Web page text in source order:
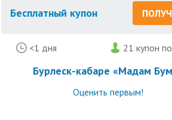
Бесплатный купон
<1 дня 21 купон
Бурлеск-кабаре «Мадам
Оценить первым!